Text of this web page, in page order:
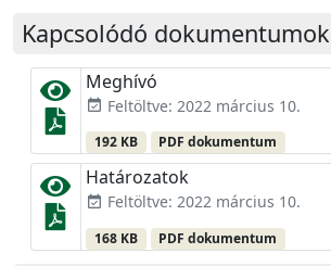
Kapcsolódó dokumentumok
Meghívó
event_available Feltöltve: 2022 március 10.
192 KB PDF dokumentum
Határozatok
event_available Feltöltve: 2022 március 10.
168 KB PDF dokumentum